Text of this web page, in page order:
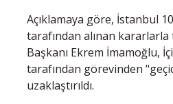
Açıklamaya göre, İstanbul
tarafından alınan
Başkanı Ekrem İmamoğlu,
tarafından görevinden
uzaklaştırıldı.